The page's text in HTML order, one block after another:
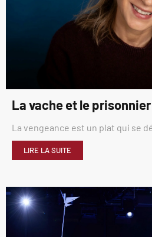
La vache et le prisonnier
La vengeance est un plat qui se
LIRE LA SUITE